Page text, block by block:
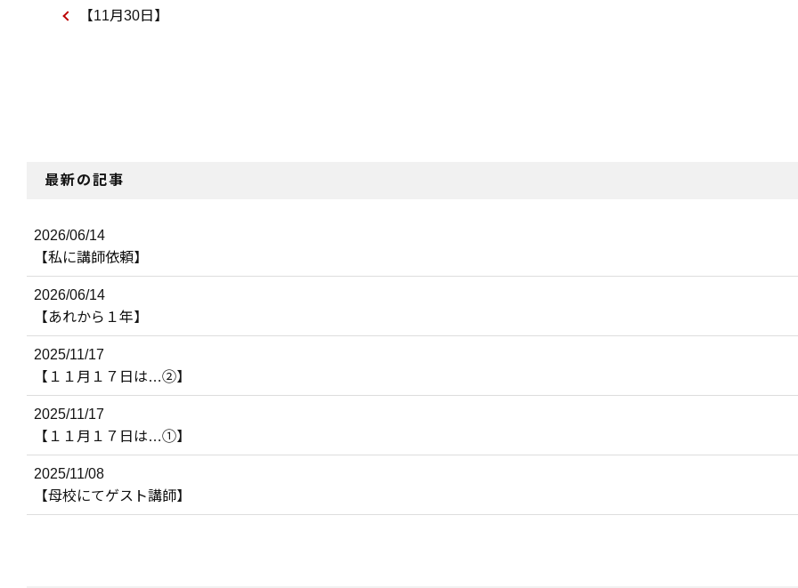
【11月30日】
最新の記事
2026/06/14
【私に講師依頼】
2026/06/14
【あれから１年】
2025/11/17
【１１月１７日は…②】
2025/11/17
【１１月１７日は…①】
2025/11/08
【母校にてゲスト講師】